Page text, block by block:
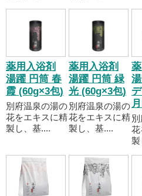
薬用入浴剤
湯躍 円筒 春
霞 (60g×3包)
別府温泉の湯の
花をエキスに精
製し、基....
薬用入浴剤
湯躍 円筒 緑
光 (60g×3包)
別府温泉の湯の
花をエキスに精
製し、基....
花
製